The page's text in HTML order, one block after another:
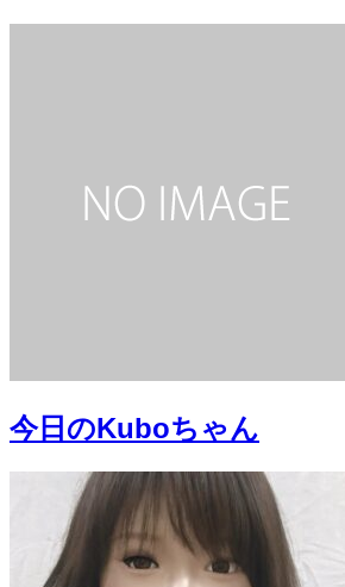
今日のKuboちゃん